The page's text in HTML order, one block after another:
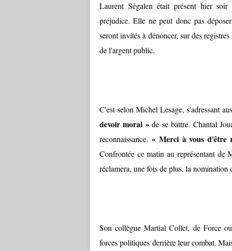
Laurent Ségalen était présent hier
préjudice. Elle ne peut donc pas
seront invités à dénoncer, sur des
de l'argent public.
C'est selon Michel Lesage, s'adressant
devoir moral »de se battre. Chantal
reconnaissance. « Merci à vous d'être
Confrontée ce matin au représentant de
réclamera, une fois de plus, la nomination
Son collègue Martial Collet, de Force
forces politiques derrière leur combat.